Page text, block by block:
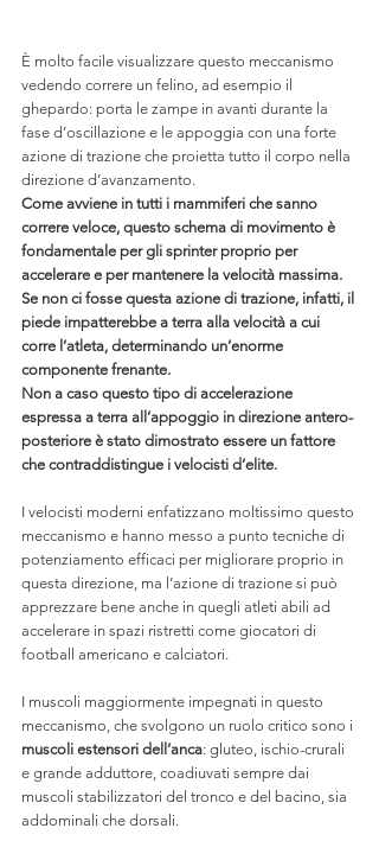
È molto facile visualizzare questo meccanismo
vedendo correre un felino, ad esempio il
ghepardo: porta le zampe in avanti durante la
fase d’oscillazione e le appoggia con una forte
azione di trazione che proietta tutto il corpo nella
direzione d’avanzamento.
Come avviene in tutti i mammiferi che sanno
correre veloce, questo schema di movimento è
fondamentale per gli sprinter proprio per
accelerare e per mantenere la velocità massima.
Se non ci fosse questa azione di trazione, infatti, il
piede impatterebbe a terra alla velocità a cui
corre l’atleta, determinando un’enorme
componente frenante.
Non a caso questo tipo di accelerazione
espressa a terra all’appoggio in direzione antero-
posteriore è stato dimostrato essere un fattore
che contraddistingue i velocisti d’elite.
I velocisti moderni enfatizzano moltissimo questo
meccanismo e hanno messo a punto tecniche di
potenziamento efficaci per migliorare proprio in
questa direzione, ma l’azione di trazione si può
apprezzare bene anche in quegli atleti abili ad
accelerare in spazi ristretti come giocatori di
football americano e calciatori.
I muscoli maggiormente impegnati in questo
meccanismo, che svolgono un ruolo critico sono i
muscoli estensori dell’anca: gluteo, ischio-crurali
e grande adduttore, coadiuvati sempre dai
muscoli stabilizzatori del tronco e del bacino, sia
addominali che dorsali.